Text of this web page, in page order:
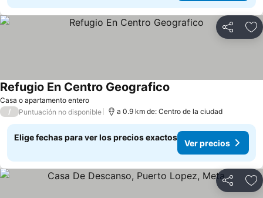
Compartir
Casa o apartamento entero
Refugio En Centro Geografico
/ Puntuación no disponible a 0.9 km de: Centro de la ciudad
Elige fechas para ver los precios exactos
Ver precios
Compartir